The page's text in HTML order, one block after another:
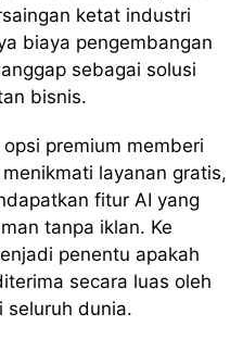
ketat industri
biaya pengembangan
sebagai solusi
bisnis.
premium memberi
layanan gratis,
fitur AI yang
tanpa iklan. Ke
penentu apakah
secara luas oleh
seluruh dunia.